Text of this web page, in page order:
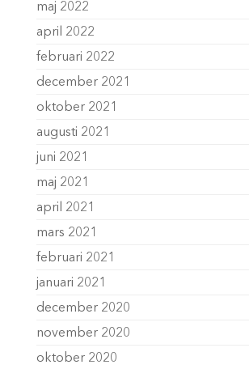
maj 2022
april 2022
februari 2022
december 2021
oktober 2021
augusti 2021
juni 2021
maj 2021
april 2021
mars 2021
februari 2021
januari 2021
december 2020
november 2020
oktober 2020